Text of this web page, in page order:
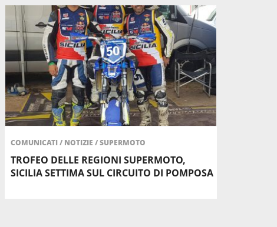
COMUNICATI/ NOTIZIE /SUPERMOTO
TROFEO DELLE REGIONI SUPERMOTO,
SICILIA SETTIMA SUL CIRCUITO DI POMPOSA